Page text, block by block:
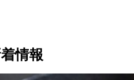
情報